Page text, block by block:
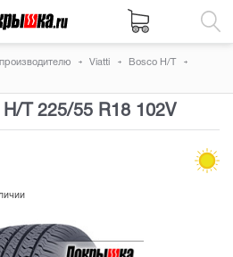
Viatti
Bosco H/T
T 225/55 R18 102V